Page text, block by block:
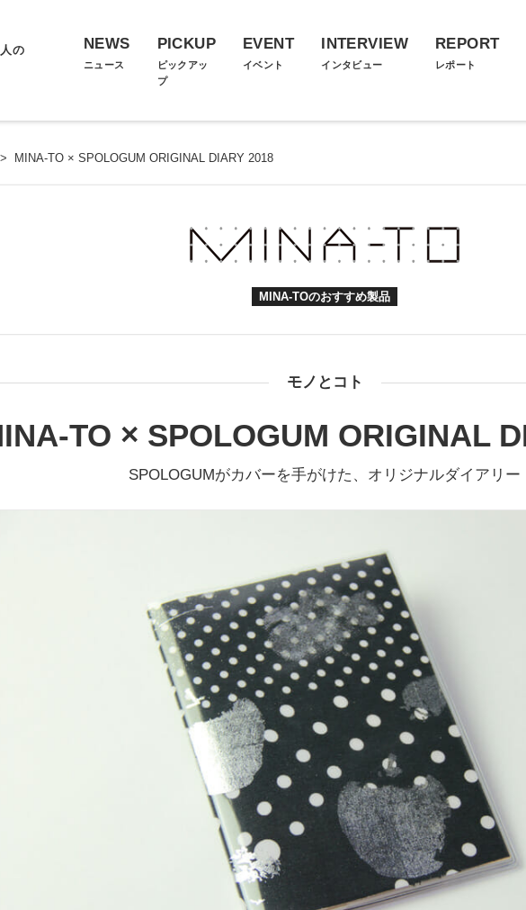
の
NEWS
ニュース
PICKUP
ピックアッ
プ
EVENT
イベント
INTERVIEW
インタビュー
REPORT
レポート
> MINA-TO × SPOLOGUM ORIGINAL DIARY 2018
MINA-TOのおすすめ製品
モノとコト
TO × SPOLOGUM ORIGINAL
SPOLOGUMがカバーを手がけた、オリジナルダイアリー